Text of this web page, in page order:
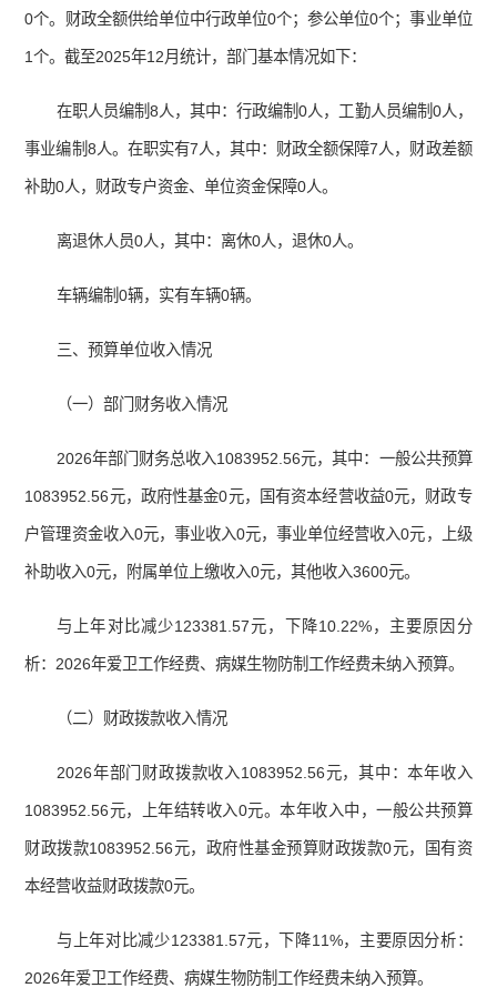
0个。财政全额供给单位中行政单位0个；参公单位0个；事业单位
1个。截至2025年12月统计，部门基本情况如下：
在职人员编制8人，其中：行政编制0人，工勤人员编制0人，
事业编制8人。在职实有7人，其中：财政全额保障7人，财政差额
补助0人，财政专户资金、单位资金保障0人。
离退休人员0人，其中：离休0人，退休0人。
车辆编制0辆，实有车辆0辆。
三、预算单位收入情况
（一）部门财务收入情况
2026年部门财务总收入1083952.56元，其中：一般公共预算
1083952.56元，政府性基金0元，国有资本经营收益0元，财政专
户管理资金收入0元，事业收入0元，事业单位经营收入0元，上级
补助收入0元，附属单位上缴收入0元，其他收入3600元。
与上年对比减少123381.57元，下降10.22%，主要原因分
析：2026年爱卫工作经费、病媒生物防制工作经费未纳入预算。
（二）财政拨款收入情况
2026年部门财政拨款收入1083952.56元，其中：本年收入
1083952.56元，上年结转收入0元。本年收入中，一般公共预算
财政拨款1083952.56元，政府性基金预算财政拨款0元，国有资
本经营收益财政拨款0元。
与上年对比减少123381.57元，下降11%，主要原因分析：
2026年爱卫工作经费、病媒生物防制工作经费未纳入预算。